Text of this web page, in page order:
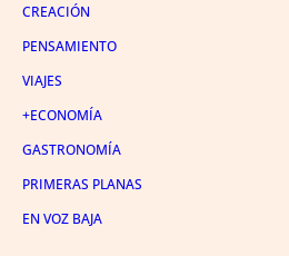
CREACIÓN
PENSAMIENTO
VIAJES
+ECONOMÍA
GASTRONOMÍA
PRIMERAS PLANAS
EN VOZ BAJA